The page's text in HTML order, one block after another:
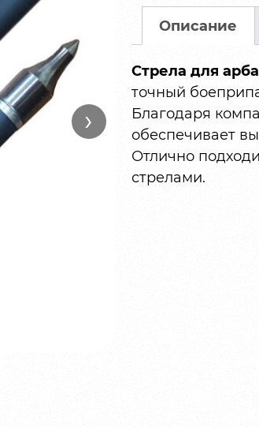
›
Описание
Стрела для
точный
Благодаря
обеспечивает
Отлично
стрелами.